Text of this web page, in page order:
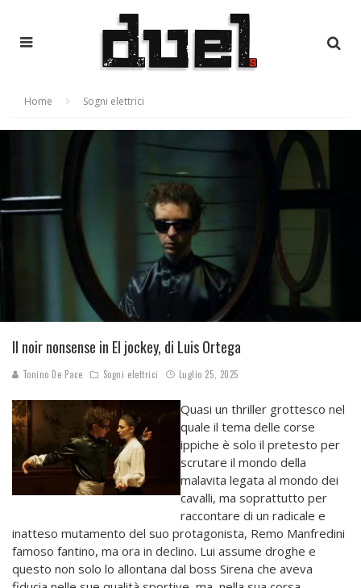
Home Sogni elettrici
Il noir nonsense in El jockey, di Luis Ortega
Tonino De Pace Sogni elettrici Luglio 25, 2025
Quasi un thriller grottesco nel
quale il tema delle corse
ippiche è solo il pretesto per
scrutare il mondo della
malavita legata al mondo dei
cavalli, ma soprattutto per
raccontare di un radicale e
inatteso mutamento del suo protagonista, Remo Manfredini
famoso fantino, ma ora in declino. Lui assume droghe e
questo non solo lo allontana dal boss Sirena che aveva